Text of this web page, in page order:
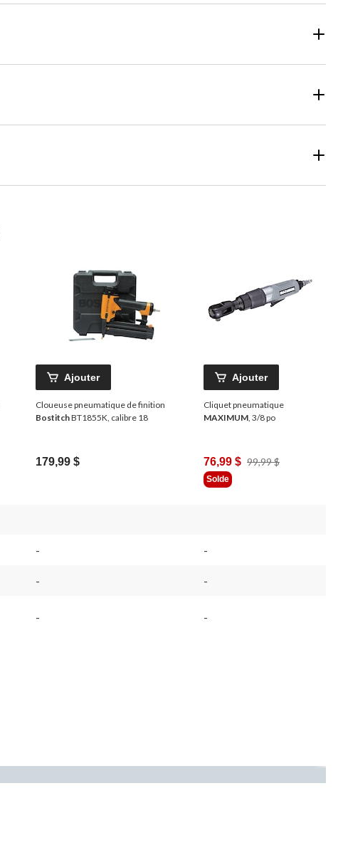
Ajouter
Cloueuse pneumatique de finition
BostitchBT1855K, calibre 18
179,99 $
Ajouter
Cliquet pneumatique
MAXIMUM , 3/8 po
76,99 $ 99,99 $Prix
Solde
- -
- -
- -